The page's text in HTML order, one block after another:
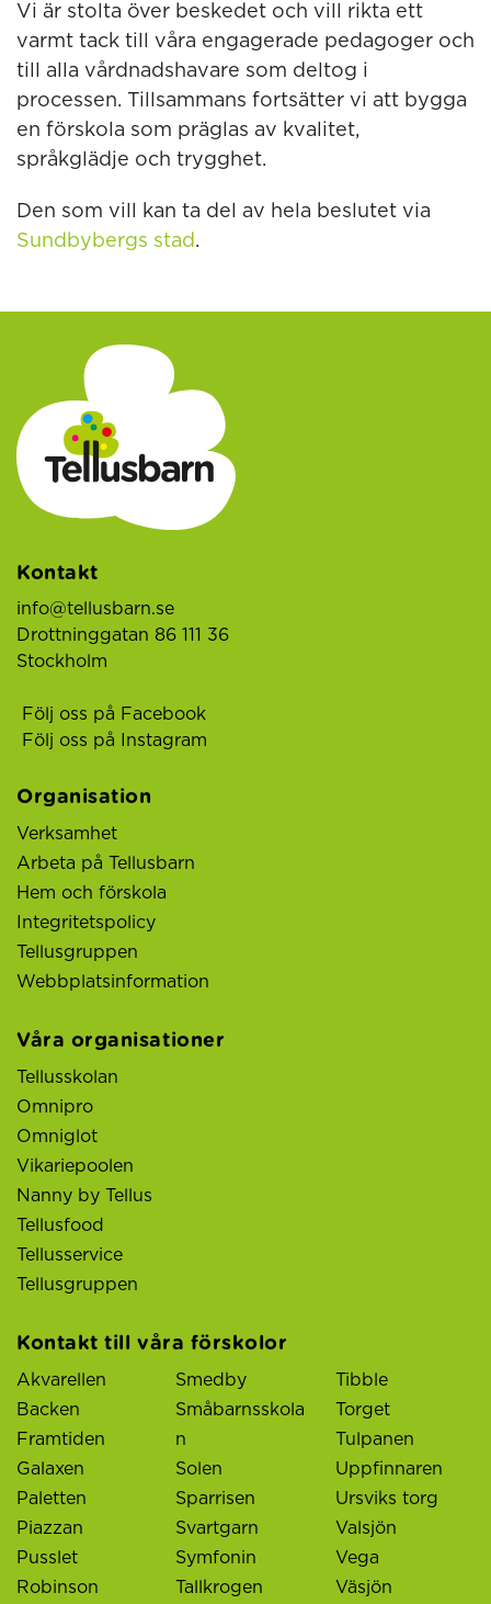
Vi är stolta över beskedet och vill rikta ett
varmt tack till våra engagerade pedagoger och
till alla vårdnadshavare som deltog i
processen. Tillsammans fortsätter vi att bygga
en förskola som präglas av kvalitet,
språkglädje och trygghet.
Den som vill kan ta del av hela beslutet via
Sundbybergs stad .
Kontakt
info@tellusbarn.se
Drottninggatan 86 111 36
Stockholm
Följ oss på Facebook
Följ oss på Instagram
Organisation
Verksamhet
Arbeta på Tellusbarn
Hem och förskola
Integritetspolicy
Tellusgruppen
Webbplatsinformation
Våra organisationer
Tellusskolan
Omnipro
Omniglot
Vikariepoolen
Nanny by Tellus
Tellusfood
Tellusservice
Tellusgruppen
Kontakt till våra förskolor
Akvarellen
Backen
Framtiden
Galaxen
Paletten
Piazzan
Pusslet
Robinson
Smedby
Småbarnsskola
n
Solen
Sparrisen
Svartgarn
Symfonin
Tallkrogen
Tibble
Torget
Tulpanen
Uppfinnaren
Ursviks torg
Valsjön
Vega
Väsjön